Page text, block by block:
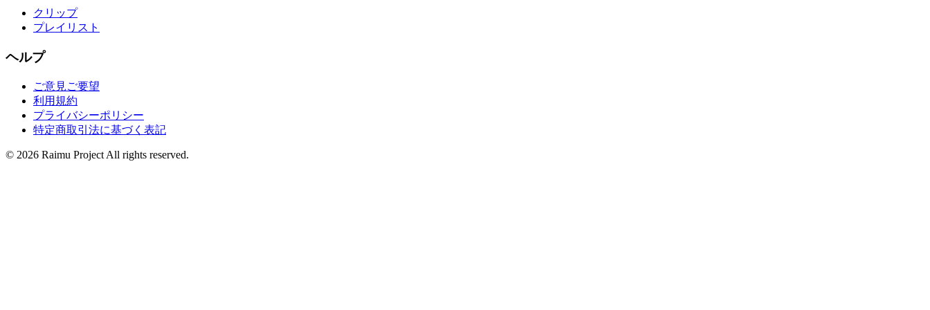
クリップ
プレイリスト
ヘルプ
ご意見ご要望
利用規約
プライバシーポリシー
特定商取引法に基づく表記
© 2026 Raimu Project All rights reserved.